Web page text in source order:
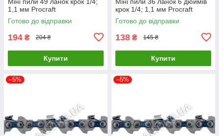
1,1 мм Procraft
Готово до відправки
194 ₴ 204 ₴
Купити
крок 1/4; 1,1 мм Procraft
Готово до відправки
138 ₴ 145 ₴
Купити
–5% –5%